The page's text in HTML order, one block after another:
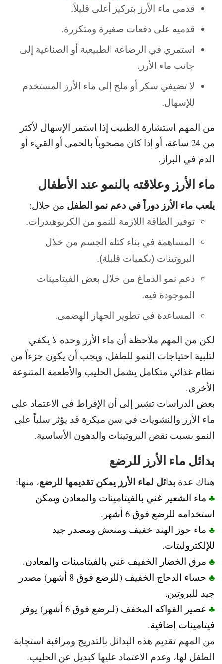
قدمي ماء الأرز بتركيز أعلى قليلاً.
قدميه على دفعات صغيرة ومتكررة.
استمري في الرضاعة الطبيعية أو الصناعية إلى
جانب ماء الأرز.
لا تضيفي سكر أو ملح إلى ماء الأرز المستخدم
للإسهال.
من المهم استشارة الطبيب إذا استمر الإسهال لأكثر
من 24 ساعة،
أو إذا كان مصحوباً بالحمى أو القيء أو
الدم في البراز.
ماء الأرز وعلاقته بالنمو عند الأطفال
يلعب ماء الأرز دوراً في دعم نمو الطفل من خلال:
توفير الطاقة اللازمة للنمو من الكربوهيدرات.
المساهمة في بناء كتلة الجسم من خلال
البروتينات (بكميات قليلة).
دعم نمو الدماغ من خلال بعض الفيتامينات
الموجودة فيه.
المساعدة في تطوير الجهاز الهضمي.
لكن من المهم ملاحظة أن ماء الأرز وحده لا يكفي
لتلبية احتياجات النمو للطفل، ويجب أن يكون جزءاً من
نظام غذائي متكامل يشمل الحليب والأطعمة المتنوعة
الأخرى.
بعض الدراسات تشير إلى أن الإفراط في الاعتماد على
ماء الأرز والنشويات في سن مبكرة قد يؤثر سلباً على
النمو بسبب نقص البروتينات والدهون الأساسية.
بدائل ماء الأرز للرضع
هناك عدة بدائل لماء الأرز يمكن تقديمها للرضع، منها:
♣ ماء الشعير غني بالفيتامينات والمعادن ويمكن
استخدامه للرضع فوق 6 أشهر.
♣ ماء جوز الهند خفيف ومنعش ومصدر جيد
للإلكتروليتات.
♣ مرق الخضار الخفيف غني بالفيتامينات والمعادن.
♣
حساء الدجاج الخفيف (للرضع فوق 8 أشهر) مصدر
جيد للبروتين.
♣
عصير الفواكه المخفف (للرضع فوق 6 أشهر) يوفر
فيتامينات إضافية.
من المهم تقديم هذه البدائل بالتدريج ومراقبة استجابة
الطفل لها، وعدم الاعتماد عليها كبديل عن الحليب.